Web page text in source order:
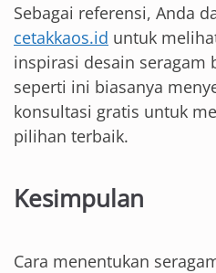
Sebagai referensi, Anda
cetakkaos.id untuk
inspirasi desain seragam
seperti ini biasanya
konsultasi gratis untuk
pilihan terbaik.
Kesimpulan
Cara menentukan